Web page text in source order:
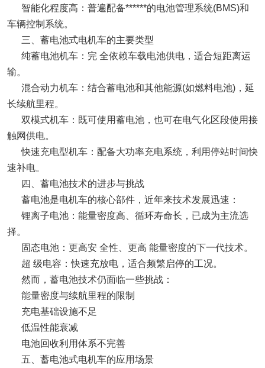
智能化程度高：普遍配备******的电池管理系统(BMS)和
车辆控制系统。
三、蓄电池式电机车的主要类型
纯蓄电池机车：完 全依赖车载电池供电，适合短距离运
输。
混合动力机车：结合蓄电池和其他能源(如燃料电池)，延
长续航里程。
双模式机车：既可使用蓄电池，也可在电气化区段使用接
触网供电。
快速充电型机车：配备大功率充电系统，利用停站时间快
速补电。
四、蓄电池技术的进步与挑战
蓄电池是电机车的核心部件，近年来技术发展迅速：
锂离子电池：能量密度高、循环寿命长，已成为主流选
择。
固态电池：更高安 全性、更高 能量密度的下一代技术。
超 级电容：快速充放电，适合频繁启停的工况。
然而，蓄电池技术仍面临一些挑战：
能量密度与续航里程的限制
充电基础设施不足
低温性能衰减
电池回收利用体系不完善
五、蓄电池式电机车的应用场景